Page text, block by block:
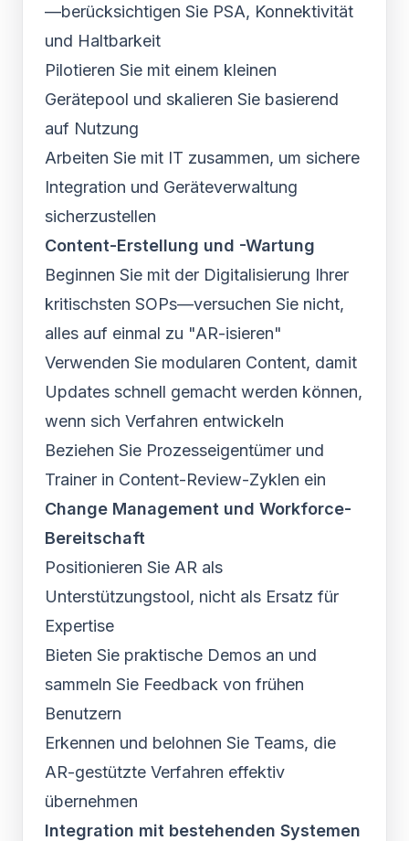
—berücksichtigen Sie PSA, Konnektivität
und Haltbarkeit
Pilotieren Sie mit einem kleinen
Gerätepool und skalieren Sie basierend
auf Nutzung
Arbeiten Sie mit IT zusammen, um sichere
Integration und Geräteverwaltung
sicherzustellen
Content-Erstellung und -Wartung
Beginnen Sie mit der Digitalisierung Ihrer
kritischsten SOPs—versuchen Sie nicht,
alles auf einmal zu "AR-isieren"
Verwenden Sie modularen Content, damit
Updates schnell gemacht werden können,
wenn sich Verfahren entwickeln
Beziehen Sie Prozesseigentümer und
Trainer in Content-Review-Zyklen ein
Change Management und Workforce-
Bereitschaft
Positionieren Sie AR als
Unterstützungstool, nicht als Ersatz für
Expertise
Bieten Sie praktische Demos an und
sammeln Sie Feedback von frühen
Benutzern
Erkennen und belohnen Sie Teams, die
AR-gestützte Verfahren effektiv
übernehmen
Integration mit bestehenden Systemen